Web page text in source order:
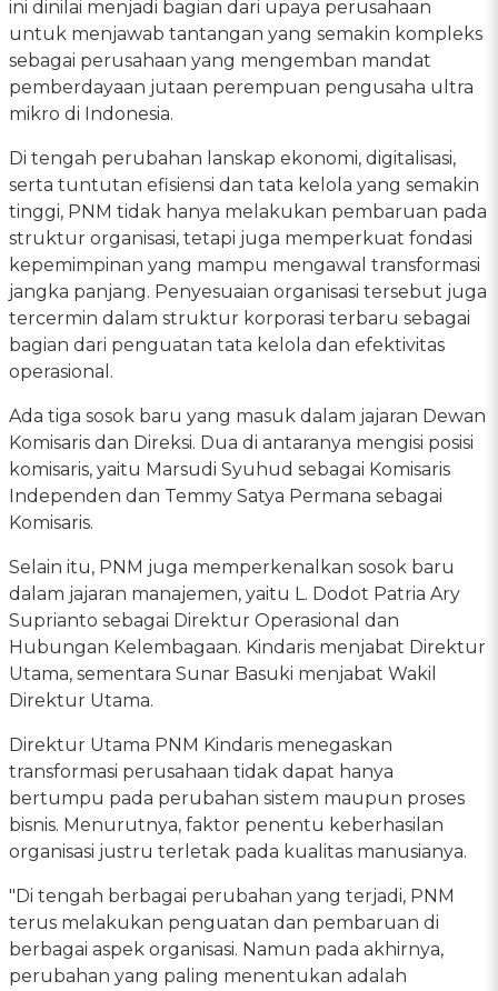
ini dinilai menjadi bagian dari upaya perusahaan
untuk menjawab tantangan yang semakin kompleks
sebagai perusahaan yang mengemban mandat
pemberdayaan jutaan perempuan pengusaha ultra
mikro di Indonesia.
Di tengah perubahan lanskap ekonomi, digitalisasi,
serta tuntutan efisiensi dan tata kelola yang semakin
tinggi, PNM tidak hanya melakukan pembaruan pada
struktur organisasi, tetapi juga memperkuat fondasi
kepemimpinan yang mampu mengawal transformasi
jangka panjang. Penyesuaian organisasi tersebut juga
tercermin dalam struktur korporasi terbaru sebagai
bagian dari penguatan tata kelola dan efektivitas
operasional.
Ada tiga sosok baru yang masuk dalam jajaran Dewan
Komisaris dan Direksi. Dua di antaranya mengisi posisi
komisaris, yaitu Marsudi Syuhud sebagai Komisaris
Independen dan Temmy Satya Permana sebagai
Komisaris.
Selain itu, PNM juga memperkenalkan sosok baru
dalam jajaran manajemen, yaitu L. Dodot Patria Ary
Suprianto sebagai Direktur Operasional dan
Hubungan Kelembagaan. Kindaris menjabat Direktur
Utama, sementara Sunar Basuki menjabat Wakil
Direktur Utama.
Direktur Utama PNM Kindaris menegaskan
transformasi perusahaan tidak dapat hanya
bertumpu pada perubahan sistem maupun proses
bisnis. Menurutnya, faktor penentu keberhasilan
organisasi justru terletak pada kualitas manusianya.
"Di tengah berbagai perubahan yang terjadi, PNM
terus melakukan penguatan dan pembaruan di
berbagai aspek organisasi. Namun pada akhirnya,
perubahan yang paling menentukan adalah